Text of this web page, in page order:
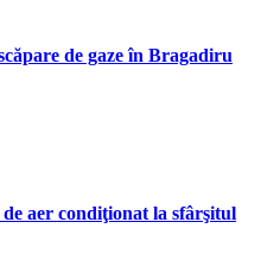
de gaze în Bragadiru
aer condiţionat la sfârşitul